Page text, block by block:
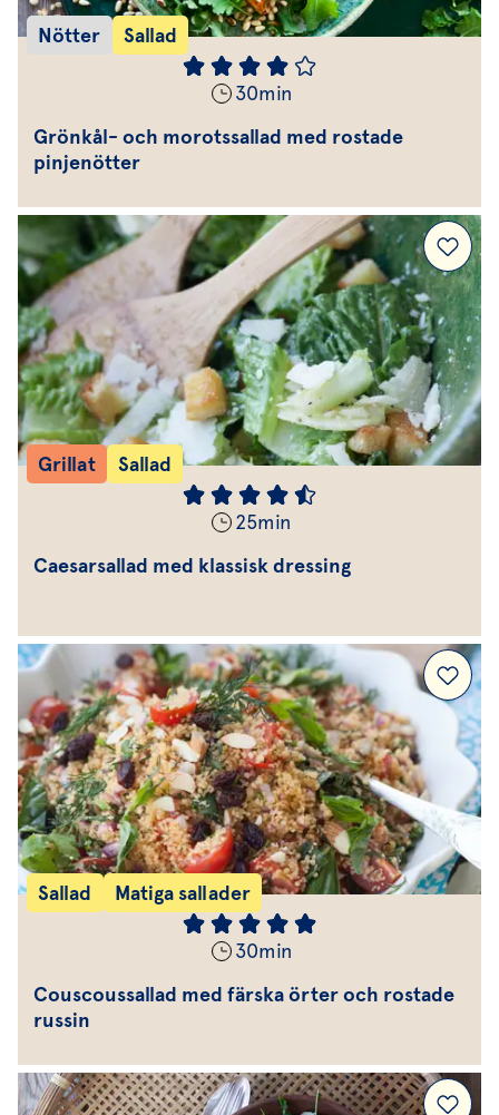
Nötter Sallad
30min
Grönkål- och morotssallad med rostade
pinjenötter
Grillat Sallad
25min
Caesarsallad med klassisk dressing
Sallad Matiga sallader
30min
Couscoussallad med färska örter och rostade
russin